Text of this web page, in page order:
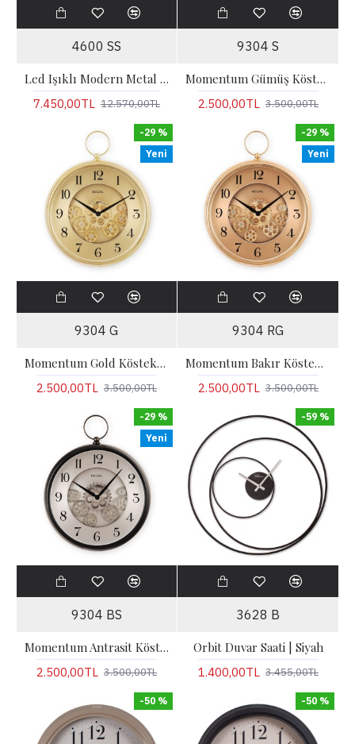
4600 SS
Led Işıklı Modern Metal Büyük Boy Duvar Saati | Gümüş
7.450,00TL 12.570,00TL
9304 S
Momentum Gümüş Köstekli Hareketli Çarklı Duvar Saati
2.500,00TL 3.500,00TL
Yeni
-29 %
9304 G
Momentum Gold Köstekli Hareketli Çarklı Duvar Saati
2.500,00TL 3.500,00TL
Yeni
-29 %
9304 RG
Momentum Bakır Köstekli Hareketli Çarklı Duvar Saati
2.500,00TL 3.500,00TL
Yeni
-29 %
9304 BS
Momentum Antrasit Köstekli Hareketli Çarklı Duvar Saati
2.500,00TL 3.500,00TL
-59 %
3628 B
Orbit Duvar Saati | Siyah
1.400,00TL 3.455,00TL
-50 % -50 %